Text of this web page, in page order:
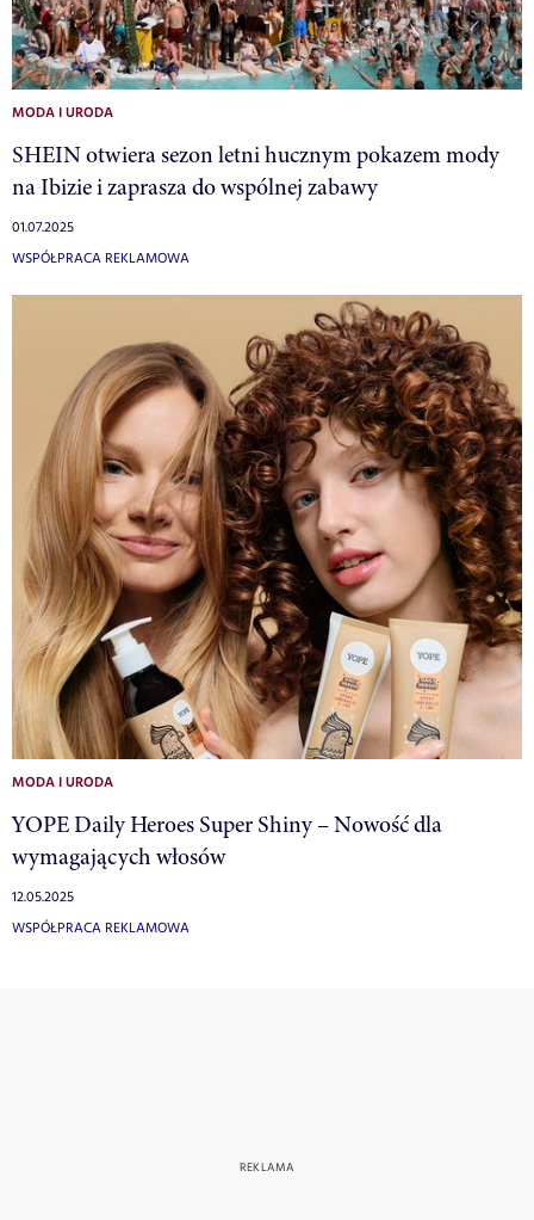
MODA I URODA
SHEIN otwiera sezon letni hucznym pokazem mody
na Ibizie i zaprasza do wspólnej zabawy
01.07.2025
WSPÓŁPRACA REKLAMOWA
MODA I URODA
YOPE Daily Heroes Super Shiny – Nowość dla
wymagających włosów
12.05.2025
WSPÓŁPRACA REKLAMOWA